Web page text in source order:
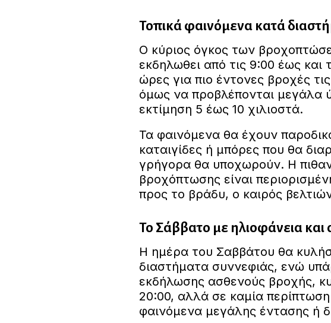
Τοπικά φαινόμενα κατά
Ο κύριος όγκος των
εκδηλωθει από τις 9:00 έως και
ώρες για πιο έντονες βροχές
όμως να προβλέπονται μεγάλα
εκτίμηση 5 έως 10 χιλιοστά.
Τα φαινόμενα θα έχουν
καταιγίδες ή μπόρες που θα
γρήγορα θα υποχωρούν. Η
βροχόπτωσης είναι
προς το βράδυ, ο καιρός
Το Σάββατο με ηλιοφάνεια και
Η ημέρα του Σαββάτου θα
διαστήματα συννεφιάς, ενώ
εκδήλωσης ασθενούς βροχής,
20:00, αλλά σε καμία
φαινόμενα μεγάλης έντασης ή